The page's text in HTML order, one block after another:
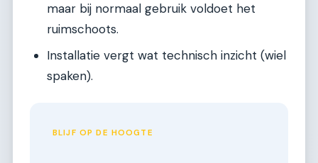
maar bij normaal gebruik voldoet het
ruimschoots.
Installatie vergt wat technisch inzicht (wiel
spaken).
BLIJF OP DE HOOGTE